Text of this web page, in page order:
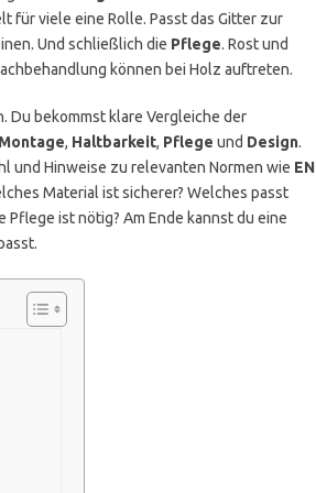
für viele eine Rolle. Passt das Gitter zur
Und schließlich die Pflege. Rost und
können bei Holz auftreten.
Du bekommst klare Vergleiche der
Montage, Haltbarkeit, Pflege und Design.
und Hinweise zu relevanten Normen wie EN
Material ist sicherer? Welches passt
Pflege ist nötig? Am Ende kannst du eine